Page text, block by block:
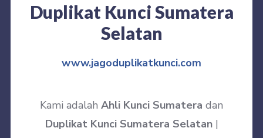
Duplikat Kunci Sumatera
Selatan
www.jagoduplikatkunci.com
Kami adalah Ahli Kunci Sumatera dan
Duplikat Kunci Sumatera Selatan|